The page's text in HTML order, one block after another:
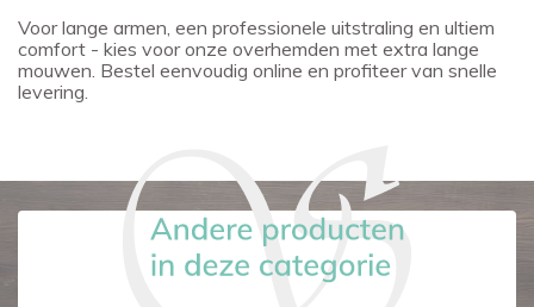
Voor lange armen, een professionele uitstraling en ultiem
comfort - kies voor onze overhemden met extra lange
mouwen. Bestel eenvoudig online en profiteer van snelle
levering.